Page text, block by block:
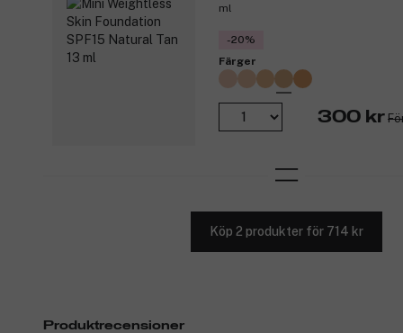
ml
-20%
Färger
300 kr
Köp 2 produkter för 714 kr
Produktrecensioner